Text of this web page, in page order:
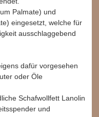
Palmate) und
eingesetzt, welche für
ausschlaggebend
dafür vorgesehen
oder Öle
Schafwollfett Lanolin
und